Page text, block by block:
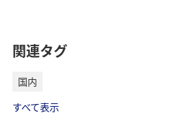
関連タグ
国内
すべて表示